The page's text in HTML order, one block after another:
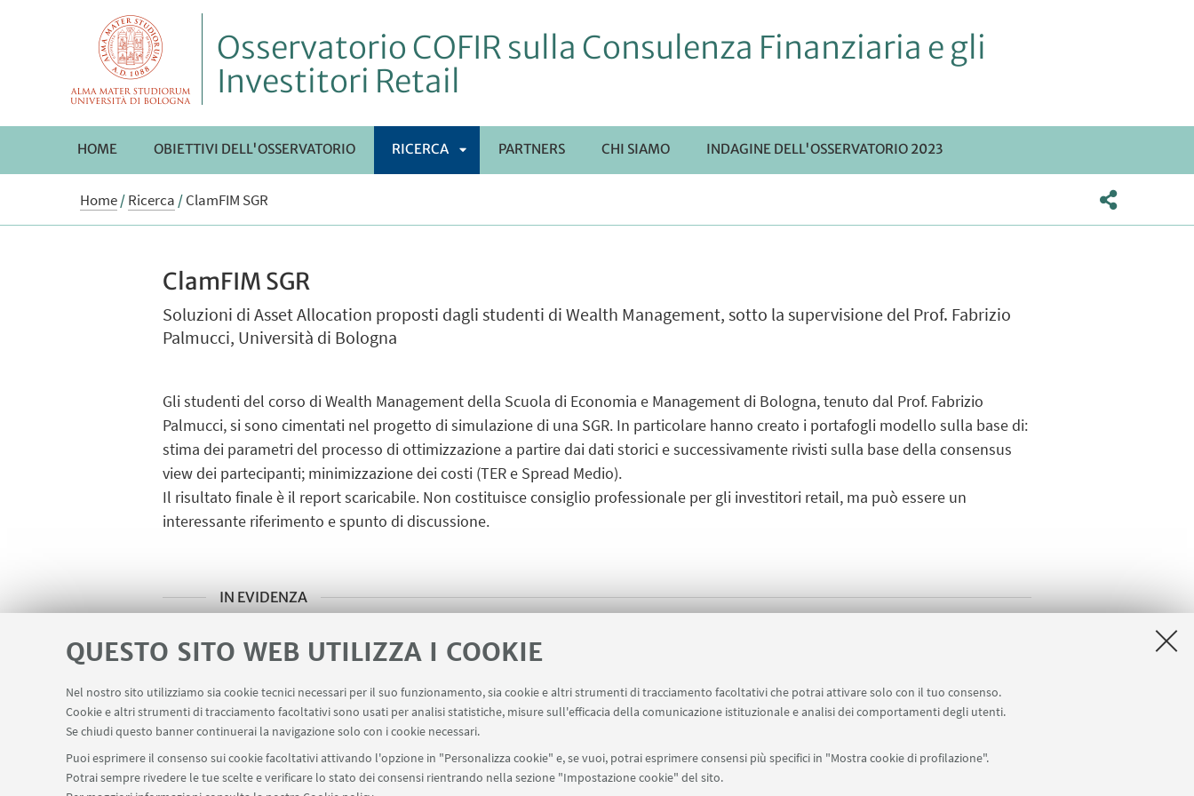
QUESTO SITO WEB UTILIZZA I COOKIE
Nel nostro sito utilizziamo sia cookie tecnici necessari per il suo funzionamento, sia cookie e altri strumenti di tracciamento facoltativi che potrai attivare solo con il tuo consenso.
Cookie e altri strumenti di tracciamento facoltativi sono usati per analisi statistiche, misure sull'efficacia della comunicazione istituzionale e analisi dei comportamenti degli utenti.
Se chiudi questo banner continuerai la navigazione solo con i cookie necessari.
Puoi esprimere il consenso sui cookie facoltativi attivando l'opzione in "Personalizza cookie" e, se vuoi, potrai esprimere consensi più specifici in "Mostra cookie di profilazione".
Potrai sempre rivedere le tue scelte e verificare lo stato dei consensi rientrando nella sezione "Impostazione cookie" del sito.
Osservatorio COFIR sulla Consulenza Finanziaria e gli
Investitori Retail
HOME OBIETTIVI DELL'OSSERVATORIO RICERCA PARTNERS CHI SIAMO INDAGINE DELL'OSSERVATORIO 2023
Home/Ricerca /ClamFIM SGR
ClamFIM SGR
Soluzioni di Asset Allocation proposti dagli studenti di Wealth Management, sotto la supervisione del Prof. Fabrizio
Palmucci, Università di Bologna
Gli studenti del corso di Wealth Management della Scuola di Economia e Management di Bologna, tenuto dal Prof. Fabrizio
Palmucci, si sono cimentati nel progetto di simulazione di una SGR. In particolare hanno creato i portafogli modello sulla base di:
stima dei parametri del processo di ottimizzazione a partire dai dati storici e successivamente rivisti sulla base della consensus
view dei partecipanti; minimizzazione dei costi (TER e Spread Medio).
Il risultato finale è il report scaricabile. Non costituisce consiglio professionale per gli investitori retail, ma può essere un
interessante riferimento e spunto di discussione.
IN EVIDENZA